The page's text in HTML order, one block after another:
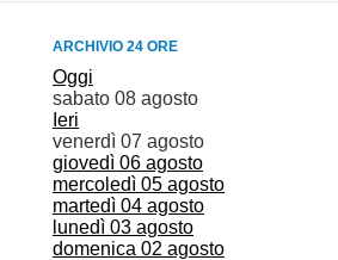
ARCHIVIO 24 ORE
Oggi
sabato 08 agosto
Ieri
venerdì 07 agosto
giovedì 06 agosto
mercoledì 05 agosto
martedì 04 agosto
lunedì 03 agosto
domenica 02 agosto